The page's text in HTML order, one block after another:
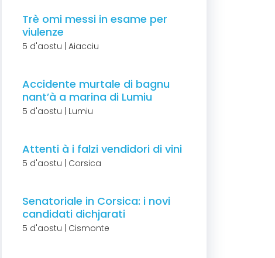
Trè omi messi in esame per
viulenze
5 d'aostu | Aiacciu
Accidente murtale di bagnu
nant’à a marina di Lumiu
5 d'aostu | Lumiu
Attenti à i falzi vendidori di vini
5 d'aostu | Corsica
Senatoriale in Corsica: i novi
candidati dichjarati
5 d'aostu | Cismonte